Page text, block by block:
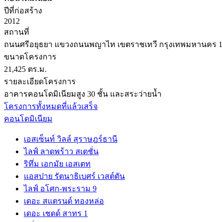
ปีที่ก่อสร้าง
2012
สถานที่
ถนนศรีอยุธยา แขวงถนนพญาไท เขตราชเทวี กรุงเทพมหานคร
ขนาดโครงการ
21,425 ตร.ม.
รายละเอียดโครงการ
อาคารคอนโดมิเนียมสูง 30 ชั้น และสระว่ายน้ำ
โครงการทั้งหมดที่แล้วเสร็จ
คอนโดมิเนียม
เอสเซ็นท์ วิลล์ สุราษฎร์ธานี
ไลฟ์ ลาดพร้าว สเตชั่น
ริทึ่ม เอกมัย เอสเตท
แอสปาย รัตนาธิเบศร์ เวสต์ตัน
ไลฟ์ อโศก-พระราม 9
เดอะ สแตรนด์ ทองหล่อ
เดอะ เชดด์ สาทร 1